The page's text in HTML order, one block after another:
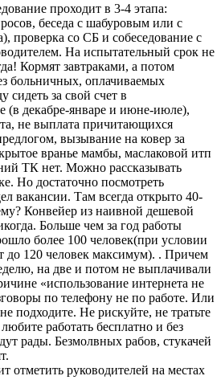
проходит в 3-4 этапа:
беседа с шабуровым или с
проверка со СБ и собеседование с
На испытательный срок не
Кормят завтраками, а потом
больничных, оплачиваемых
сидеть за свой счет в
(в декабре-январе и июне-июле),
не выплата причитающихся
вызывание на ковер за
вранье мамбы, маслаковой итп
ТК нет. Можно рассказывать
Но достаточно посмотреть
вакансии. Там всегда открыто 40-
Конвейер из наивной дешевой
Больше чем за год работы
более 100 человек(при условии
до 120 человек максимум). . Причем
на две и потом не выплачивали
«использование интернета не
по телефону не по работе. Или
подходите. Не рискуйте, не тратьте
работать бесплатно и без
рады. Безмолвных рабов, стукачей
отметить руководителей на местах